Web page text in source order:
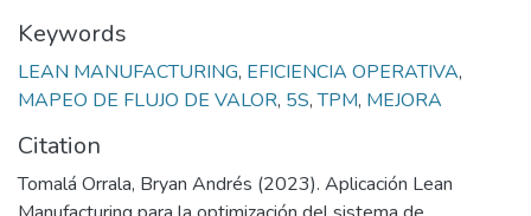
Keywords
LEAN MANUFACTURING, EFICIENCIA OPERATIVA,
MAPEO DE FLUJO DE VALOR, 5S,TPM, MEJORA
Citation
Tomalá Orrala, Bryan Andrés (2023). Aplicación Lean